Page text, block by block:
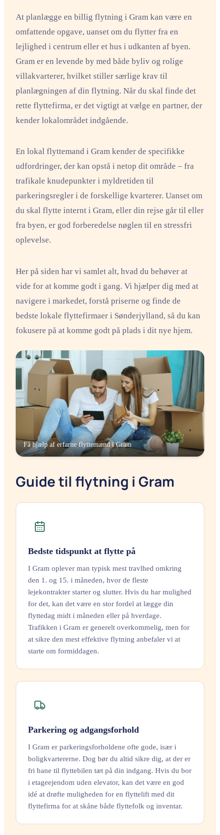
At planlægge en billig flytning i Gram kan være en
omfattende opgave, uanset om du flytter fra en
lejlighed i centrum eller et hus i udkanten af byen.
Gram er en levende by med både byliv og rolige
villakvarterer, hvilket stiller særlige krav til
planlægningen af din flytning. Når du skal finde det
rette flyttefirma, er det vigtigt at vælge en partner, der
kender lokalområdet indgående.
En lokal flyttemand i Gram kender de specifikke
udfordringer, der kan opstå i netop dit område – fra
trafikale knudepunkter i myldretiden til
parkeringsregler i de forskellige kvarterer. Uanset om
du skal flytte internt i Gram, eller din rejse går til eller
fra byen, er god forberedelse nøglen til en stressfri
oplevelse.
Her på siden har vi samlet alt, hvad du behøver at
vide for at komme godt i gang. Vi hjælper dig med at
navigere i markedet, forstå priserne og finde de
bedste lokale flyttefirmaer i Sønderjylland, så du kan
fokusere på at komme godt på plads i dit nye hjem.
Få hjælp af erfarne flyttemænd iGram
Guide til flytning i Gram
Bedste tidspunkt at flytte på
I Gram oplever man typisk mest travlhed omkring
den 1. og 15. i måneden, hvor de fleste
lejekontrakter starter og slutter. Hvis du har mulighed
for det, kan det være en stor fordel at lægge din
flyttedag midt i måneden eller på hverdage.
Trafikken i Gram er generelt overkommelig, men for
at sikre den mest effektive flytning anbefaler vi at
starte om formiddagen.
Parkering og adgangsforhold
I Gram er parkeringsforholdene ofte gode, især i
boligkvartererne. Dog bør du altid sikre dig, at der er
fri bane til flyttebilen tæt på din indgang. Hvis du bor
i etageejendom uden elevator, kan det være en god
idé at drøfte muligheden for en flyttelift med dit
flyttefirma for at skåne både flyttefolk og inventar.